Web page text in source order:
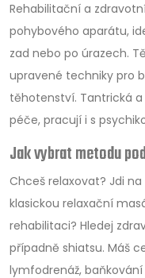
Rehabilitační a
pohybového aparátu,
zad nebo po úrazech.
upravené techniky pro
těhotenství. Tantrická
péče, pracují i s
Jak vybrat metodu
Chceš relaxovat? Jdi
klasickou relaxační
rehabilitaci? Hledej
případně shiatsu. Máš
lymfodrenáž,